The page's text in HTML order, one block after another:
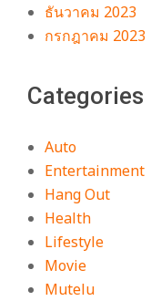
ธันวาคม 2023
กรกฎาคม 2023
Categories
Auto
Entertainment
Hang Out
Health
Lifestyle
Movie
Mutelu